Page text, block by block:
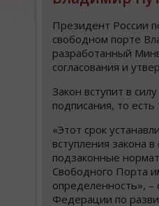
Президент России
свободном порте
разработанный
согласования и
Закон вступит в
подписания, то
«Этот срок
вступления закона
подзаконные
Свободного Порта
определенность»,
Федерации по